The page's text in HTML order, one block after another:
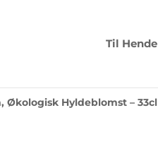
Til Hende
Økologisk Hyldeblomst – 33cl